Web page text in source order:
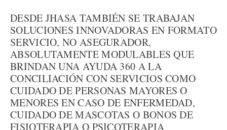
DESDE JHASA TAMBIÉN SE TRABAJAN
SOLUCIONES INNOVADORAS EN FORMATO
SERVICIO, NO ASEGURADOR,
ABSOLUTAMENTE MODULABLES QUE
BRINDAN UNA AYUDA 360 A LA
CONCILIACIÓN CON SERVICIOS COMO
CUIDADO DE PERSONAS MAYORES O
MENORES EN CASO DE ENFERMEDAD,
CUIDADO DE MASCOTAS O BONOS DE
FISIOTERAPIA O PSICOTERAPIA